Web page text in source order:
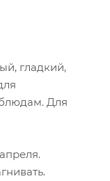
гладкий,
Для